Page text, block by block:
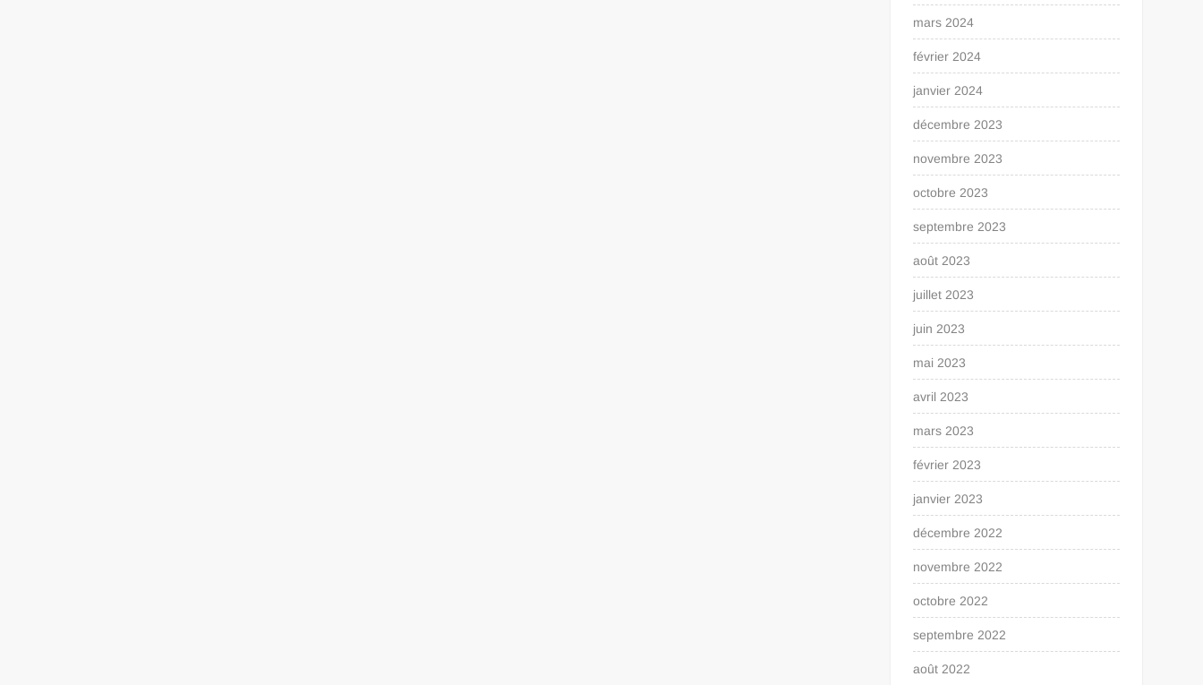
mars 2024
février 2024
janvier 2024
décembre 2023
novembre 2023
octobre 2023
septembre 2023
août 2023
juillet 2023
juin 2023
mai 2023
avril 2023
mars 2023
février 2023
janvier 2023
décembre 2022
novembre 2022
octobre 2022
septembre 2022
août 2022